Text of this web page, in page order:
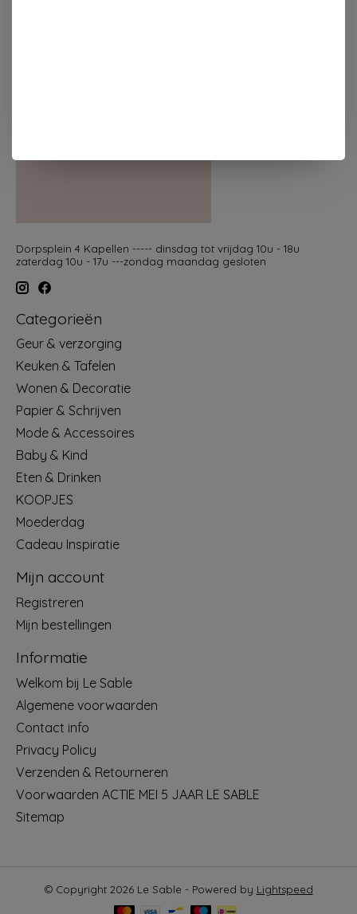
Dorpsplein 4 Kapellen ----- dinsdag tot vrijdag 10u - 18u
zaterdag 10u - 17u ---zondag maandag gesloten
Categorieën
Geur & verzorging
Keuken & Tafelen
Wonen & Decoratie
Papier & Schrijven
Mode & Accessoires
Baby & Kind
Eten & Drinken
KOOPJES
Moederdag
Cadeau Inspiratie
Mijn account
Registreren
Mijn bestellingen
Informatie
Welkom bij Le Sable
Algemene voorwaarden
Contact info
Privacy Policy
Verzenden & Retourneren
Voorwaarden ACTIE MEI 5 JAAR LE SABLE
Sitemap
© Copyright 2026 Le Sable - Powered by Lightspeed